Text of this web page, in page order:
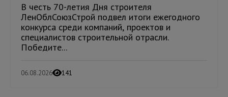
В честь 70-летия Дня строителя
ЛенОблСоюзСтрой подвел итоги ежегодного
конкурса среди компаний, проектов и
специалистов строительной отрасли.
Победите...
06.08.2026 141